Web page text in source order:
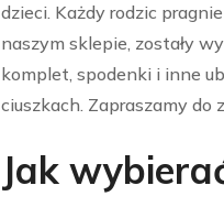
dzieci. Każdy rodzic
naszym sklepie, zostały
komplet, spodenki i inne
ciuszkach. Zapraszamy do
Jak